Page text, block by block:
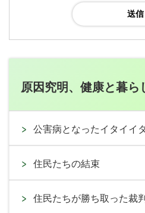
原因究明、健康と暮ら
公害病となったイタイイ
住民たちの結束
住民たちが勝ち取った裁判